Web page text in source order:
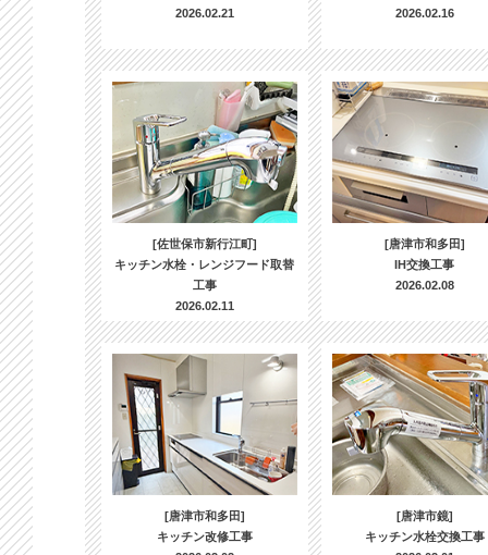
2026.02.21
2026.02.16
[佐世保市新行江町]
キッチン水栓・レンジフード取替
工事
2026.02.11
[唐津市和多田]
IH交換工事
2026.02.08
[唐津市和多田]
キッチン改修工事
[唐津市鏡]
キッチン水栓交換工事